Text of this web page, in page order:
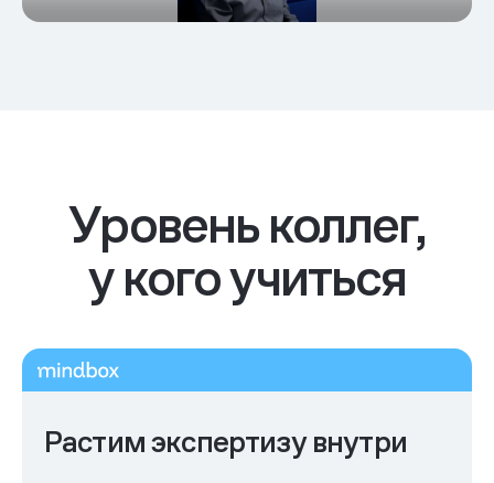
Уровень коллег,
у кого учиться
Растим экспертизу внутри